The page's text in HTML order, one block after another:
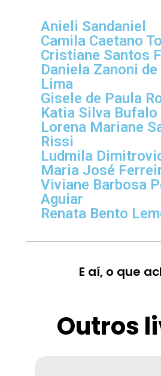
Anieli Sandaniel
Camila Caetano
Cristiane Santos
Daniela Zanoni
Lima
Gisele de Paula
Katia Silva Bufalo
Lorena Mariane
Rissi
Ludmila
Maria José
Viviane Barbosa
Aguiar
Renata Bento
E aí, o que
Outros